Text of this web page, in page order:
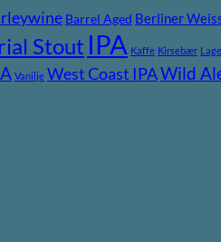
Barrel Aged Berliner
Stout IPA Kaffe Kirsebær
Vanilje West Coast IPAWild